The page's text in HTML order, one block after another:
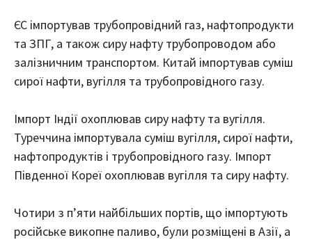
ЄС імпортував трубопровідний газ, нафтопродукти
та ЗПГ, а також сиру нафту трубопроводом або
залізничним транспортом. Китай імпортував суміш
сирої нафти, вугілля та трубопровідного газу.
Імпорт Індії охоплював сиру нафту та вугілля.
Туреччина імпортувала суміш вугілля, сирої нафти,
нафтопродуктів і трубопровідного газу. Імпорт
Південної Кореї охоплював вугілля та сиру нафту.
Чотири з п’яти найбільших портів, що імпортують
російське викопне паливо, були розміщені в Азії, а